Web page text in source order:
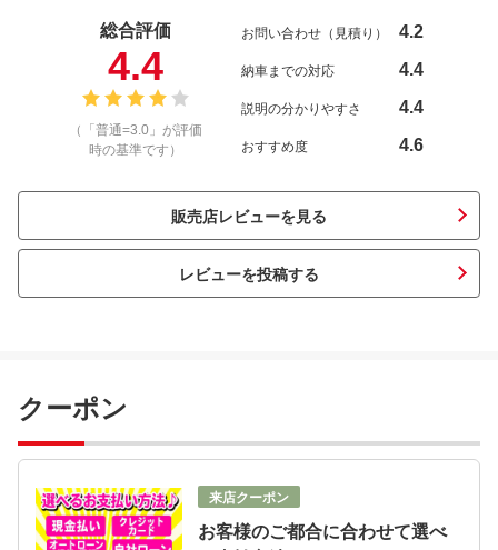
総合評価
4.4
（「普通=3.0」が評価
時の基準です）
お問い合わせ（見積り） 4.2
納車までの対応 4.4
説明の分かりやすさ 4.4
おすすめ度 4.6
販売店レビューを見る
レビューを投稿する
クーポン
来店クーポン
お客様のご都合に合わせて選べ